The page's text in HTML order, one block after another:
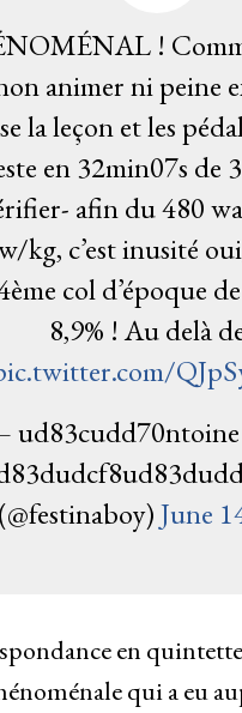
!
animer ni peine
la leçon et les
en 32min07s de
afin du 480
kg, c’est inusité
col d’époque
8,9% ! Au delà
ud83cudd70ntoine
(@festinaboy)June
en
qui a eu